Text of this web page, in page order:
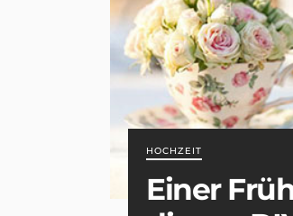
HOCHZEIT
Einer